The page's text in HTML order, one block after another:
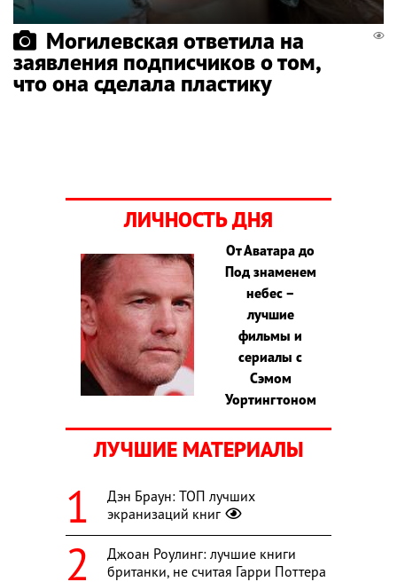
Могилевская ответила на
заявления подписчиков о том,
что она сделала пластику
ЛИЧНОСТЬ ДНЯ
От Аватара до
Под знаменем
небес –
лучшие
фильмы и
сериалы с
Сэмом
Уортингтоном
ЛУЧШИЕ МАТЕРИАЛЫ
Дэн Браун: ТОП лучших
экранизаций книг
Джоан Роулинг: лучшие книги
британки, не считая Гарри Поттера